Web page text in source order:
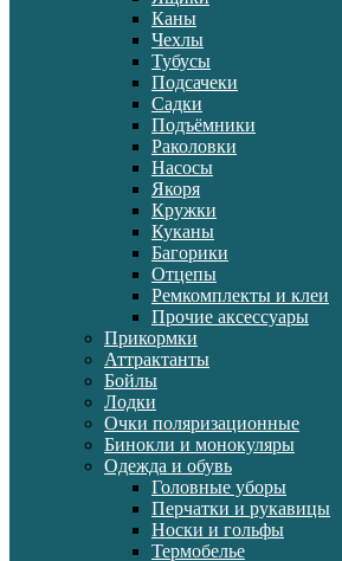
Каны
Чехлы
Тубусы
Подсачеки
Садки
Подъёмники
Раколовки
Насосы
Якоря
Кружки
Куканы
Багорики
Отцепы
Ремкомплекты и клеи
Прочие аксессуары
Прикормки
Аттрактанты
Бойлы
Лодки
Очки поляризационные
Бинокли и монокуляры
Одежда и обувь
Головные уборы
Перчатки и рукавицы
Носки и гольфы
Термобелье